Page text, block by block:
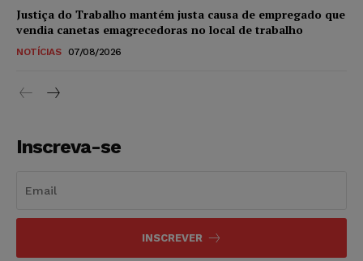
Justiça do Trabalho mantém justa causa de empregado que
vendia canetas emagrecedoras no local de trabalho
NOTÍCIAS 07/08/2026
Inscreva-se
INSCREVER